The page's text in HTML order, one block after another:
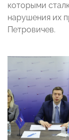
которыми
нарушения их
Петровичев.